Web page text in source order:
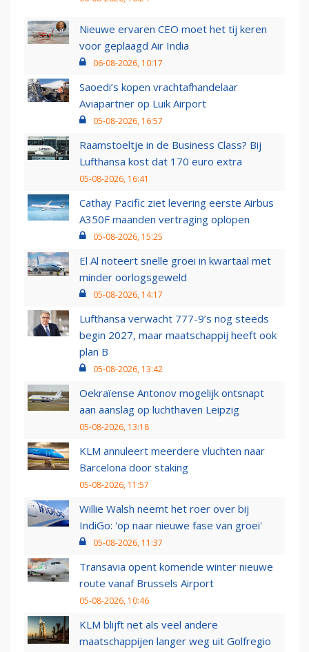
Nieuwe ervaren CEO moet het tij keren
voor geplaagd Air India
06-08-2026, 10:17
Saoedi’s kopen vrachtafhandelaar
Aviapartner op Luik Airport
05-08-2026, 16:57
Raamstoeltje in de Business Class? Bij
Lufthansa kost dat 170 euro extra
05-08-2026, 16:41
Cathay Pacific ziet levering eerste Airbus
A350F maanden vertraging oplopen
05-08-2026, 15:25
El Al noteert snelle groei in kwartaal met
minder oorlogsgeweld
05-08-2026, 14:17
Lufthansa verwacht 777-9’s nog steeds
begin 2027, maar maatschappij heeft ook
plan B
05-08-2026, 13:42
Oekraïense Antonov mogelijk ontsnapt
aan aanslag op luchthaven Leipzig
05-08-2026, 13:18
KLM annuleert meerdere vluchten naar
Barcelona door staking
05-08-2026, 11:57
Willie Walsh neemt het roer over bij
IndiGo: 'op naar nieuwe fase van groei'
05-08-2026, 11:37
Transavia opent komende winter nieuwe
route vanaf Brussels Airport
05-08-2026, 10:46
KLM blijft net als veel andere
maatschappijen langer weg uit Golfregio